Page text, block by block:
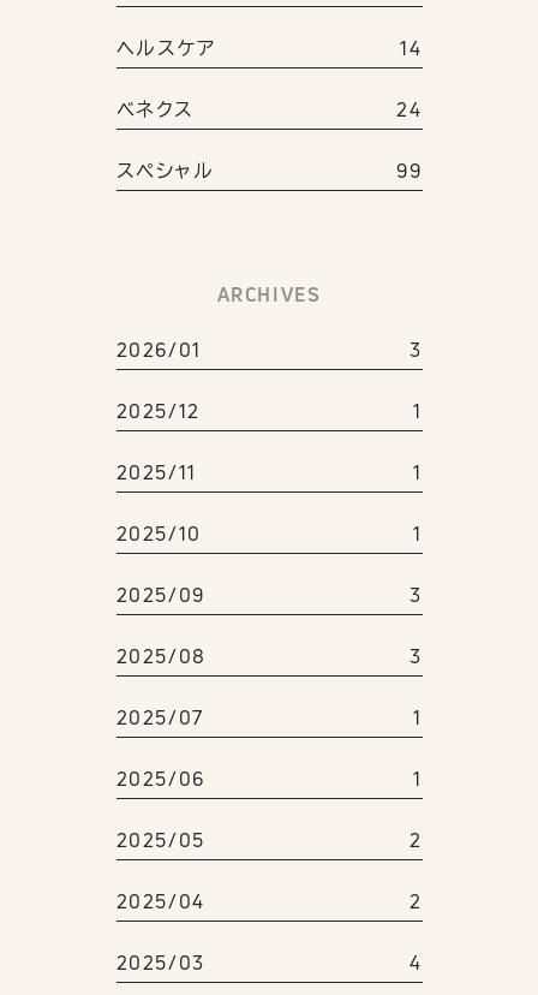
ヘルスケア 14
ベネクス 24
スペシャル 99
ARCHIVES
2026/01 3
2025/12 1
2025/11 1
2025/10 1
2025/09 3
2025/08 3
2025/07 1
2025/06 1
2025/05 2
2025/04 2
2025/03 4